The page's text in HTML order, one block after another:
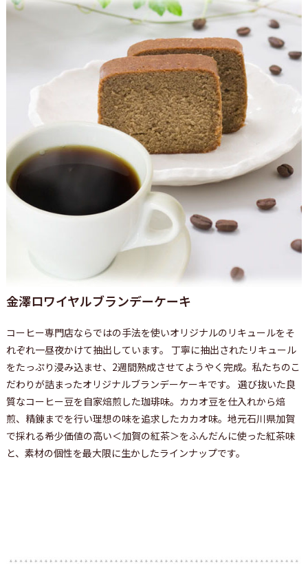
金澤ロワイヤルブランデーケーキ
コーヒー専門店ならではの手法を使いオリジナルのリキュールをそ
れぞれ一昼夜かけて抽出しています。 丁寧に抽出されたリキュール
をたっぷり浸み込ませ、2週間熟成させてようやく完成。私たちのこ
だわりが詰まったオリジナルブランデーケーキです。 選び抜いた良
質なコーヒー豆を自家焙煎した珈琲味。カカオ豆を仕入れから焙
煎、精錬までを行い理想の味を追求したカカオ味。地元石川県加賀
で採れる希少価値の高い＜加賀の紅茶＞をふんだんに使った紅茶味
と、素材の個性を最大限に生かしたラインナップです。